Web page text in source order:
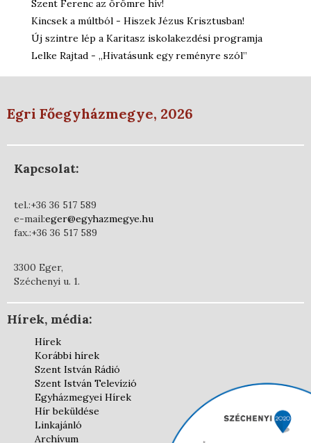
Szent Ferenc az örömre hív!
Kincsek a múltból - Hiszek Jézus Krisztusban!
Új szintre lép a Karitasz iskolakezdési programja
Lelke Rajtad - „Hivatásunk egy reményre szól”
Egri Főegyházmegye, 2026
Kapcsolat:
tel.:+36 36 517 589
e-mail:eger@egyhazmegye.hu
fax.:+36 36 517 589
3300 Eger,
Széchenyi u. 1.
Hírek, média:
Hírek
Korábbi hírek
Szent István Rádió
Szent István Televízió
Egyházmegyei Hírek
Hír beküldése
Linkajánló
Archívum